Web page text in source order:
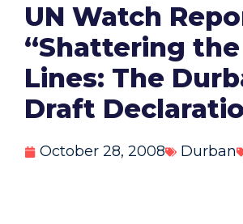
UN Watch
“Shattering the
Lines: The
Draft
October 28, 2008 Durban